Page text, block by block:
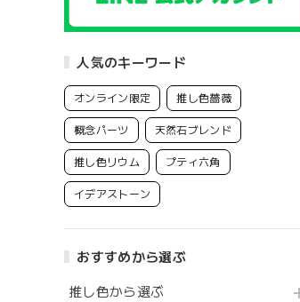
人気のキーワード
オンライン限定 推し色薔薇
概念パーツ 天然石ブレンド
推し色リウム プティ六角
イデアストーン
おすすめから選ぶ
推し色から選ぶ